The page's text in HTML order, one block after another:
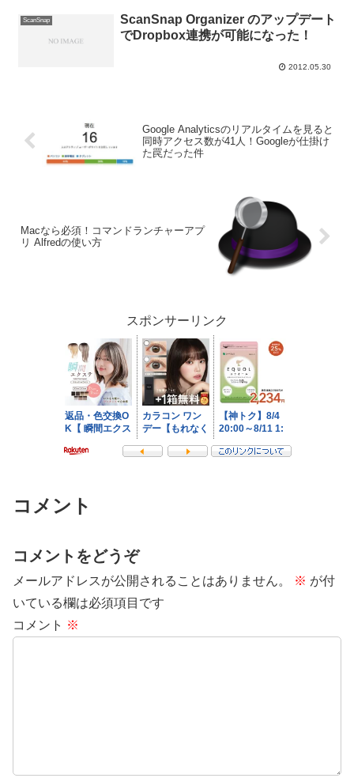
ScanSnap
ScanSnap Organizer のアップデート
でDropbox連携が可能になった！
2012.05.30
Google Analyticsのリアルタイムを見ると
同時アクセス数が41人！Googleが仕掛け
た罠だった件
Macなら必須！コマンドランチャーアプ
リ Alfredの使い方
スポンサーリンク
コメント
コメントをどうぞ
メールアドレスが公開されることはありません。 ※ が付
いている欄は必須項目です
コメント ※